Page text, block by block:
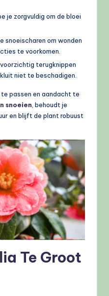
je zorgvuldig om de bloei
snoeischaren om wonden
te voorkomen.
terugknippen
niet te beschadigen.
passen en aandacht te
snoeien , behoudt je
en blijft de plant robuust
Te Groot